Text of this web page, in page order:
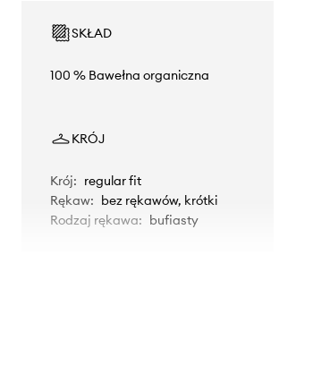
SKŁAD
100 % Bawełna organiczna
KRÓJ
Krój: regular fit
Rękaw: bez rękawów, krótki
Rodzaj rękawa: bufiasty